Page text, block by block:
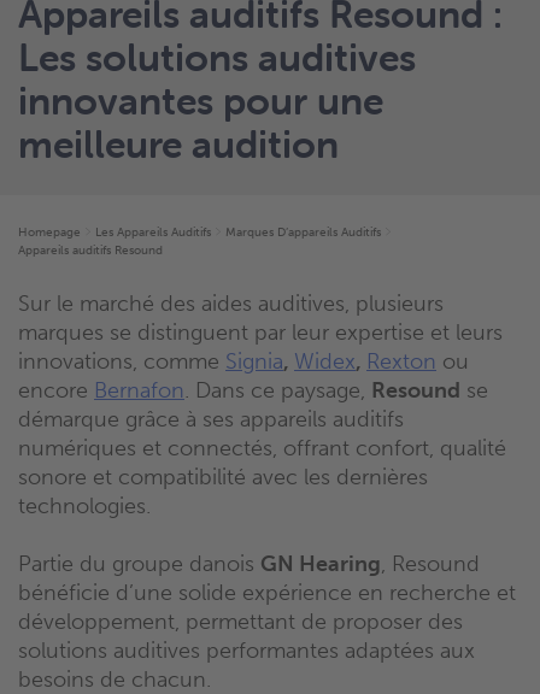
Appareils auditifs Resound :
Les solutions auditives
innovantes pour une
meilleure audition
Homepage Les Appareils Auditifs
Marques D’appareils Auditifs
Appareils auditifs Resound
Sur le marché des aides auditives, plusieurs
marques se distinguent par leur expertise et leurs
innovations, comme Signia, Widex, Rexton ou
encore Bernafon. Dans ce paysage, Resound se
démarque grâce à ses appareils auditifs
numériques et connectés, offrant confort, qualité
sonore et compatibilité avec les dernières
technologies.
Partie du groupe danois GN Hearing, Resound
bénéficie d’une solide expérience en recherche et
développement, permettant de proposer des
solutions auditives performantes adaptées aux
besoins de chacun.